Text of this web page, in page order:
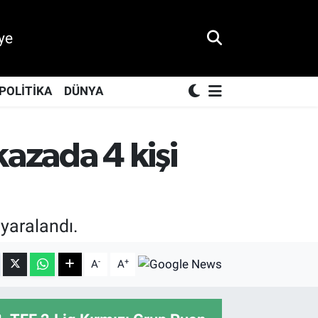
POLİTİKA DÜNYA
4 kişi
A- A+